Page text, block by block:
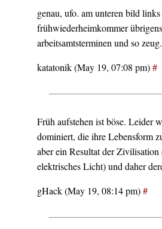
genau, ufo. am unteren bild
frühwiederheimkommer
arbeitsamtsterminen und so zeug.
katatonik (May 19, 07:08 pm)#
Früh aufstehen ist böse. Leider
dominiert, die ihre Lebensform
aber ein Resultat der
elektrisches Licht) und daher
gHack (May 19, 08:14 pm)#